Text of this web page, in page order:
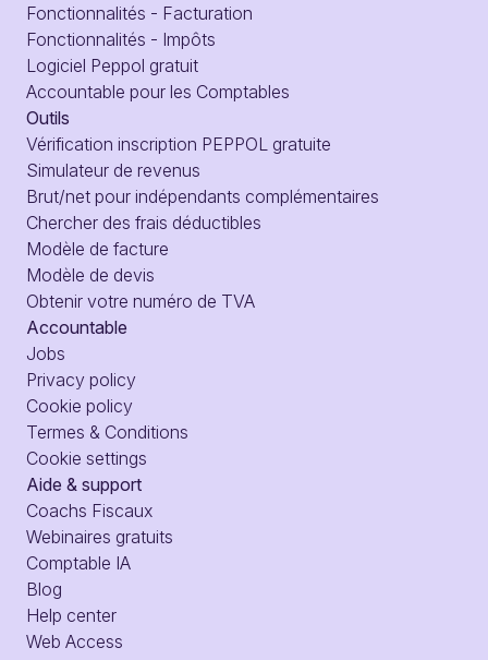
Fonctionnalités - Facturation
Fonctionnalités - Impôts
Logiciel Peppol gratuit
Accountable pour les Comptables
Outils
Vérification inscription PEPPOL gratuite
Simulateur de revenus
Brut/net pour indépendants complémentaires
Chercher des frais déductibles
Modèle de facture
Modèle de devis
Obtenir votre numéro de TVA
Accountable
Jobs
Privacy policy
Cookie policy
Termes & Conditions
Cookie settings
Aide & support
Coachs Fiscaux
Webinaires gratuits
Comptable IA
Blog
Help center
Web Access